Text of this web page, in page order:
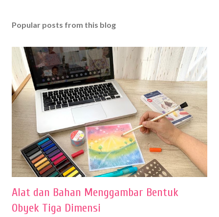
Popular posts from this blog
Alat dan Bahan Menggambar Bentuk
Obyek Tiga Dimensi